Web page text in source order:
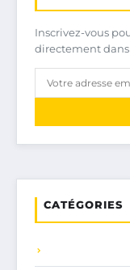
Inscrivez-vous
directement
CATÉGORIES